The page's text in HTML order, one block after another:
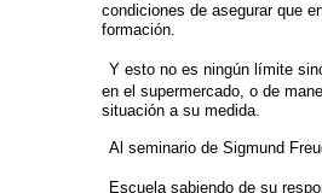
condiciones de asegurar que
formación.
Y esto no es ningún límite
en el supermercado, o de
situación a su medida.
Al seminario de Sigmund
Escuela sabiendo de su